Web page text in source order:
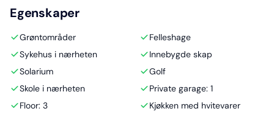
Egenskaper
Grøntområder
Felleshage
Sykehus i nærheten
Innebygde skap
Solarium
Golf
Skole i nærheten
Private garage: 1
Floor: 3
Kjøkken med hvitevarer